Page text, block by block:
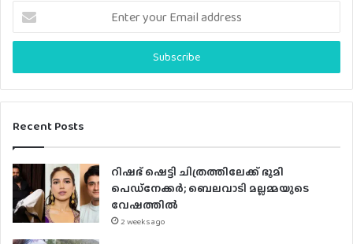
Enter
your
Email
Recent Posts
റിഷഭ് ഷെട്ടി ചിത്രത്തിലേക്ക് ഭൂമി
പെഡ്‌നേക്കർ; ബെലവാടി മല്ലമ്മയുടെ
വേഷത്തിൽ
2 weeks ago